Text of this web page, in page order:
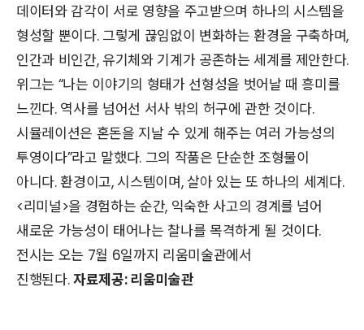
데이터와 감각이 서로 영향을 주고받으며 하나의 시스템을
형성할 뿐이다. 그렇게 끊임없이 변화하는 환경을 구축하며,
인간과 비인간, 유기체와 기계가 공존하는 세계를 제안한다.
위그는 “나는 이야기의 형태가 선형성을 벗어날 때 흥미를
느낀다. 역사를 넘어선 서사 밖의 허구에 관한 것이다.
시뮬레이션은 혼돈을 지날 수 있게 해주는 여러 가능성의
투영이다”라고 말했다. 그의 작품은 단순한 조형물이
아니다. 환경이고, 시스템이며, 살아 있는 또 하나의 세계다.
<리미널>을 경험하는 순간, 익숙한 사고의 경계를 넘어
새로운 가능성이 태어나는 찰나를 목격하게 될 것이다.
전시는 오는 7월 6일까지 리움미술관에서
진행된다.자료제공: 리움미술관